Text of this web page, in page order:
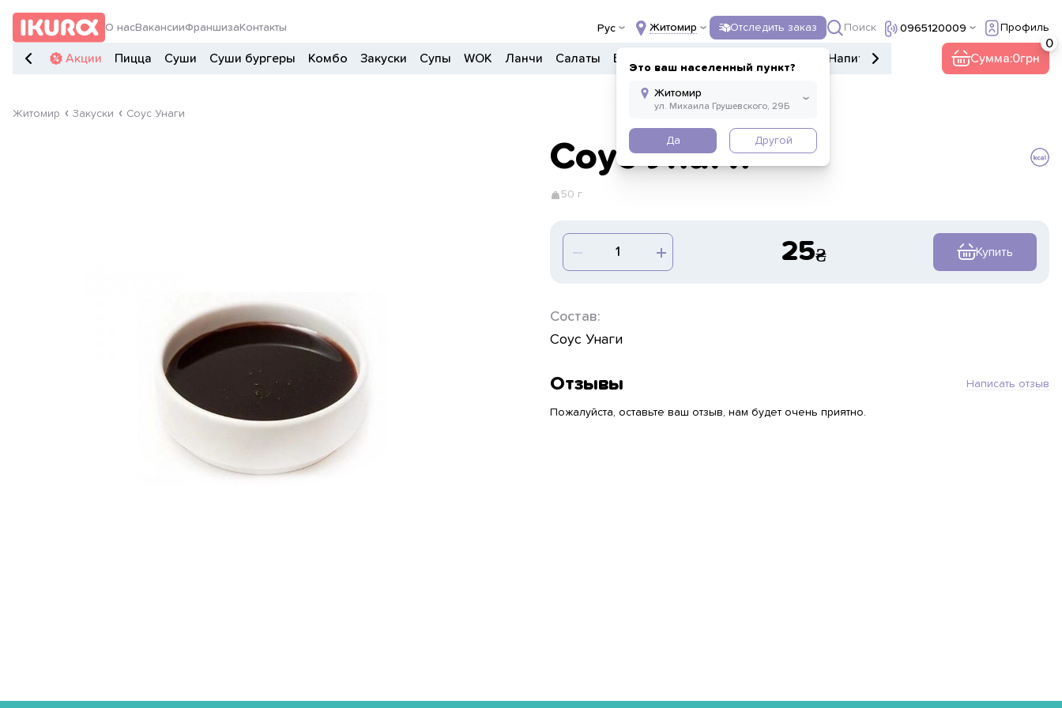
О насВакансииФраншиза Контакты Рус Житомир
Это ваш населенный пункт?
Да Другой
Отследить заказ Поиск 0965120009 Профиль
Акции Пицца Суши Суши бургеры Комбо Закуски Супы WOK Ланчи Салаты Боулы Напитки Сумма:0
Житомир Закуски Соус Унаги
Соус Унаги
50 г
25 Купить
Состав:
Соус Унаги
Отзывы Написать отзыв
Пожалуйста, оставьте ваш отзыв, нам будет очень приятно.